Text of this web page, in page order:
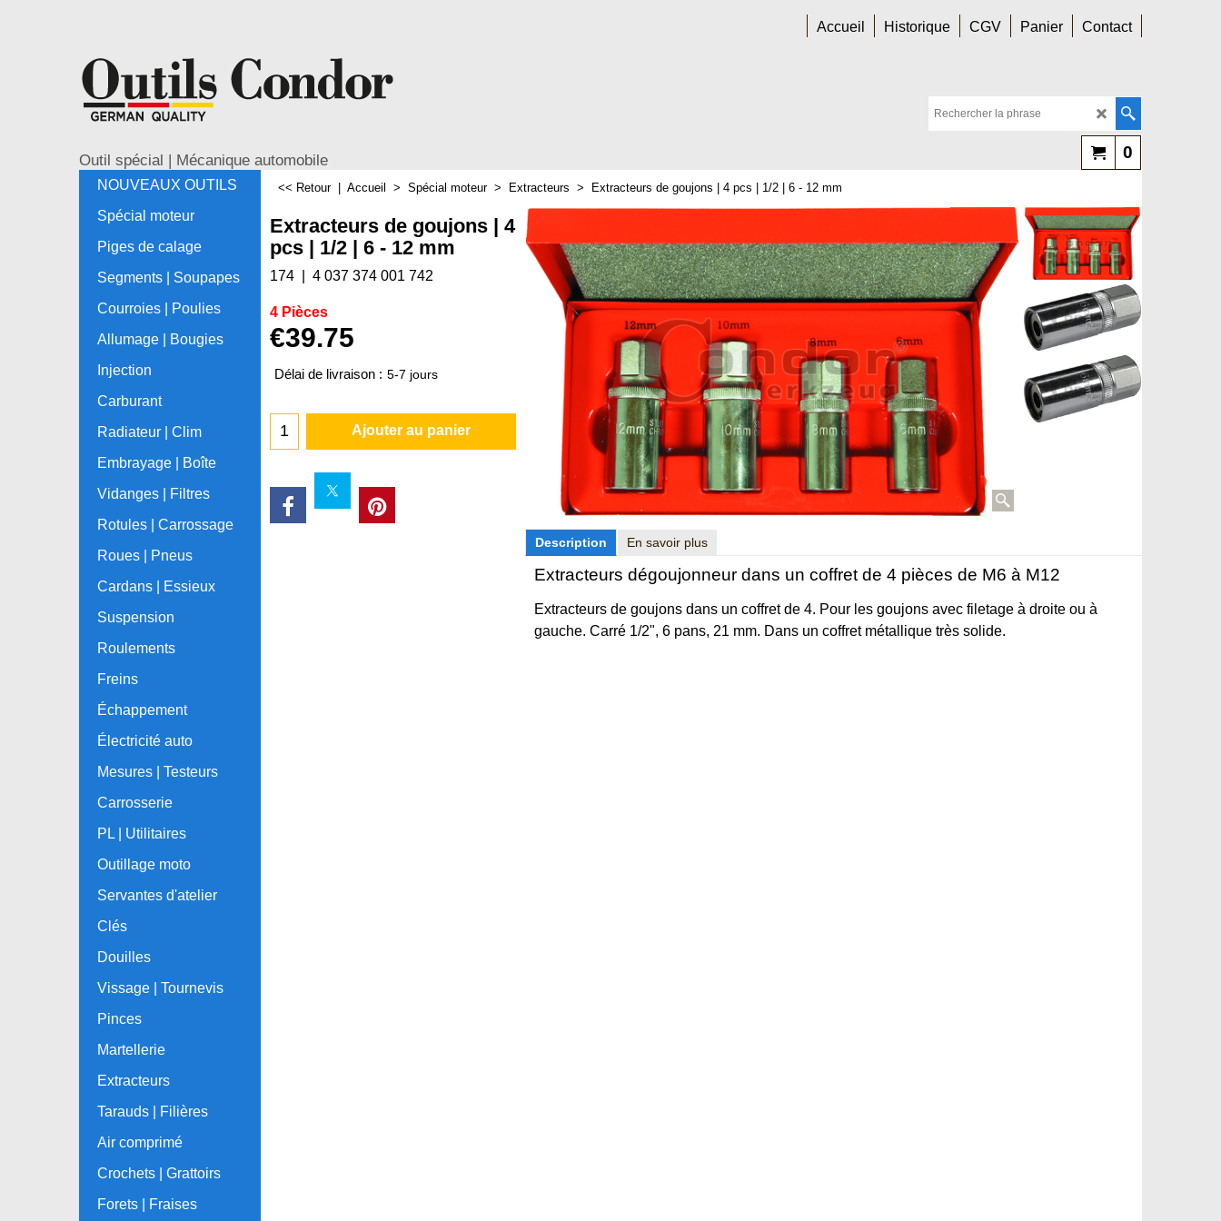
Accueil Historique CGV Panier Contact
Outil spécial | Mécanique automobile 0
NOUVEAUX OUTILS
Spécial moteur
Piges de calage
Segments | Soupapes
Courroies | Poulies
Allumage | Bougies
Injection
Carburant
Radiateur | Clim
Embrayage | Boîte
Vidanges | Filtres
Rotules | Carrossage
Roues | Pneus
Cardans | Essieux
Suspension
Roulements
Freins
Échappement
Électricité auto
Mesures | Testeurs
Carrosserie
PL | Utilitaires
Outillage moto
Servantes d'atelier
Clés
Douilles
Vissage | Tournevis
Pinces
Martellerie
Extracteurs
Tarauds | Filières
Air comprimé
Crochets | Grattoirs
Forets | Fraises
<< Retour Accueil > Spécial moteur> Extracteurs > Extracteurs de goujons | 4 pcs | 1/2 | 6 - 12 mm
Extracteurs de goujons | 4
pcs | 1/2 | 6 - 12 mm
174 4 037 374 001 742
4 Pièces
€39.75
Délai de livraison : 5-7 jours
Ajouter au panier
Description En savoir plus
Extracteurs dégoujonneur dans un coffret de 4 pièces de M6 à M12
Extracteurs de goujons dans un coffret de 4. Pour les goujons avec filetage à droite ou à
gauche. Carré 1/2", 6 pans, 21 mm. Dans un coffret métallique très solide.